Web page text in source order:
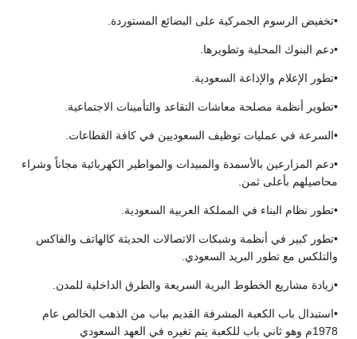
•تخفيض الرسوم الجمركية على البضائع المستوردة.
•دعم البنوك المحلية وتطويرها.
•تطور الإعلام والإذاعة السعودية.
•تطوير أنظمة مصلحة معاشات التقاعد والتأمينات الاجتماعية.
•السرعة في عمليات توظيف السعوديين في كافة القطاعات.
•دعم المزارعين بالأسمدة والمبيدات والمواطير الكهربائية مجاناً وشراء
محاصيلهم بأعلى ثمن.
•تطور نظام البناء في المملكة العربية السعودية.
•تطور كبير في أنظمة وشبكات الاتصالات الحديثة كالهاتف والفاكس
والتلكس مع تطور البريد السعودي.
•زيادة مشاريع الخطوط البرية السريعة والطرق الداخلية للمدن.
•استبدال باب الكعبة المشرفة القديم بباب من الذهب الخالص عام
1978م وهو ثاني باب للكعبة يتم تغيره في العهد السعودي